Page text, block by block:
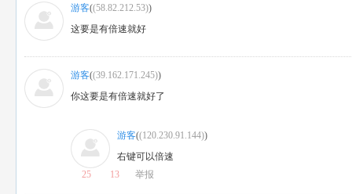
游客((58.82.212.53))
这要是有倍速就好
游客((39.162.171.245))
你这要是有倍速就好了
游客((120.230.91.144))
右键可以倍速
25
13 举报